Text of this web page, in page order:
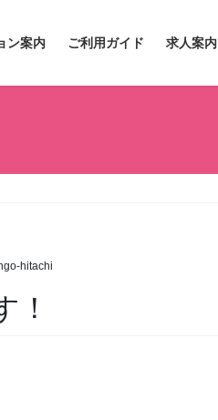
ン案内 ご利用ガイド 求人案内
hitachi
！